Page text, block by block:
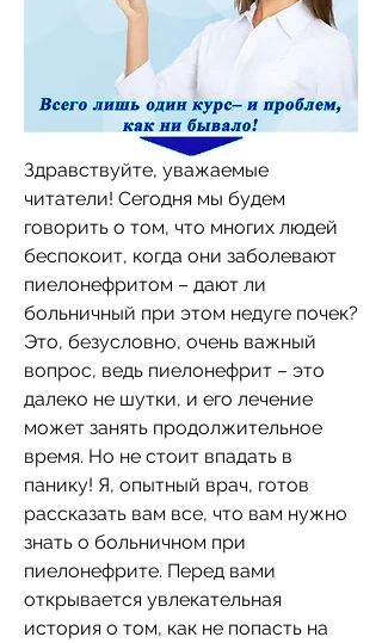
Здравствуйте, уважаемые
читатели! Сегодня мы будем
говорить о том, что многих людей
беспокоит, когда они заболевают
пиелонефритом – дают ли
больничный при этом недуге почек?
Это, безусловно, очень важный
вопрос, ведь пиелонефрит – это
далеко не шутки, и его лечение
может занять продолжительное
время. Но не стоит впадать в
панику! Я, опытный врач, готов
рассказать вам все, что вам нужно
знать о больничном при
пиелонефрите. Перед вами
открывается увлекательная
история о том, как не попасть на